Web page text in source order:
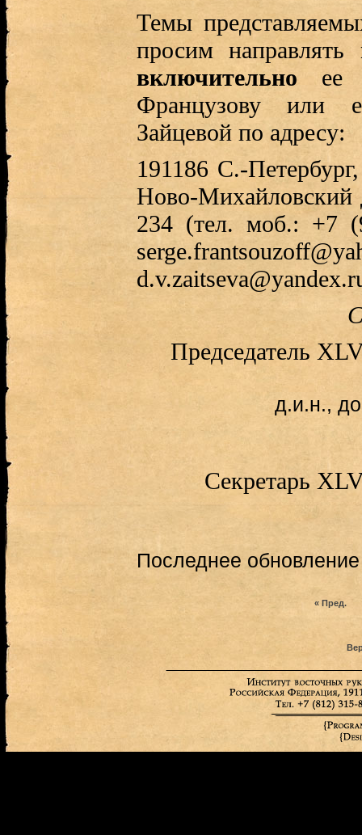
Темы
просим направлять
включительно ее
Французову или
Зайцевой по адресу:
191186 С.-
Ново-
234 (тел. моб.: +7
Председатель
д.и.н.,
Секретарь
Последнее
« Пред.